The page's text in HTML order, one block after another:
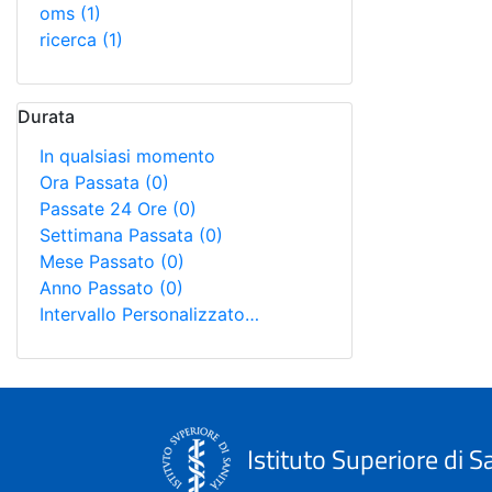
oms (1)
ricerca (1)
Durata
In qualsiasi momento
Ora Passata (0)
Passate 24 Ore (0)
Settimana Passata (0)
Mese Passato (0)
Anno Passato (0)
Intervallo Personalizzato…
Istituto Superiore di